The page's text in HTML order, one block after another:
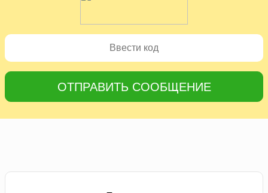
ОТПРАВИТЬ СООБЩЕНИЕ